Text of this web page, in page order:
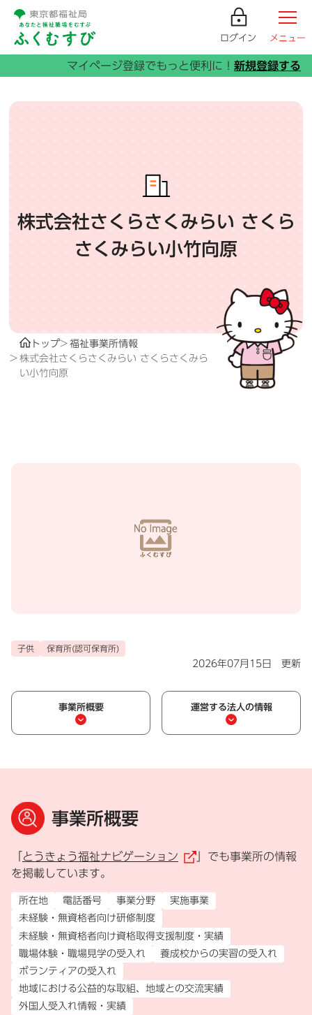
ログイン メニュー
株式会社さくらさくみらい さくら
さくみらい小竹向原
トップ
福祉事業所情報
株式会社さくらさくみらい さくらさくみら
い小竹向原
子供 保育所(認可保育所)
2026年07月15日 更新
事業所概要 運営する法人の情報
事業所概要
とうきょう福祉ナビゲーション （外部リンク）
」でも事業所の情報
を掲載しています。
所在地 電話番号 事業分野
実施事業
未経験・無資格者向け研修制度
未経験・無資格者向け資格取得支援制度・実績
職場体験・職場見学の受入れ
養成校からの実習の受入れ
ボランティアの受入れ
地域における公益的な取組、地域との交流実績
外国人受入れ情報・実績